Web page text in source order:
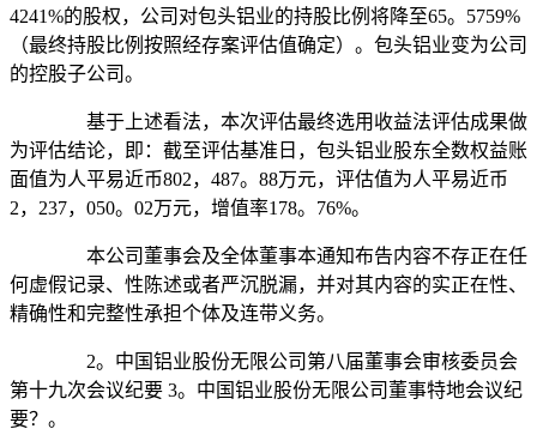
4241%的股权，公司对包头铝业的持股比例将降至65。5759%
（最终持股比例按照经存案评估值确定）。包头铝业变为公司
的控股子公司。
基于上述看法，本次评估最终选用收益法评估成果做
为评估结论，即：截至评估基准日，包头铝业股东全数权益账
面值为人平易近币802，487。88万元，评估值为人平易近币
2，237，050。02万元，增值率178。76%。
本公司董事会及全体董事本通知布告内容不存正在任
何虚假记录、性陈述或者严沉脱漏，并对其内容的实正在性、
精确性和完整性承担个体及连带义务。
2。中国铝业股份无限公司第八届董事会审核委员会
第十九次会议纪要 3。中国铝业股份无限公司董事特地会议纪
要？。